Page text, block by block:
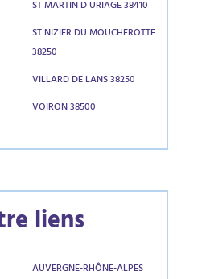
ST MARTIN D URIAGE 38410
ST NIZIER DU MOUCHEROTTE
38250
VILLARD DE LANS 38250
VOIRON 38500
liens
AUVERGNE-RHÔNE-ALPES